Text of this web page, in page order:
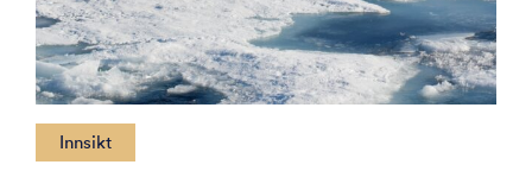
Innsikt